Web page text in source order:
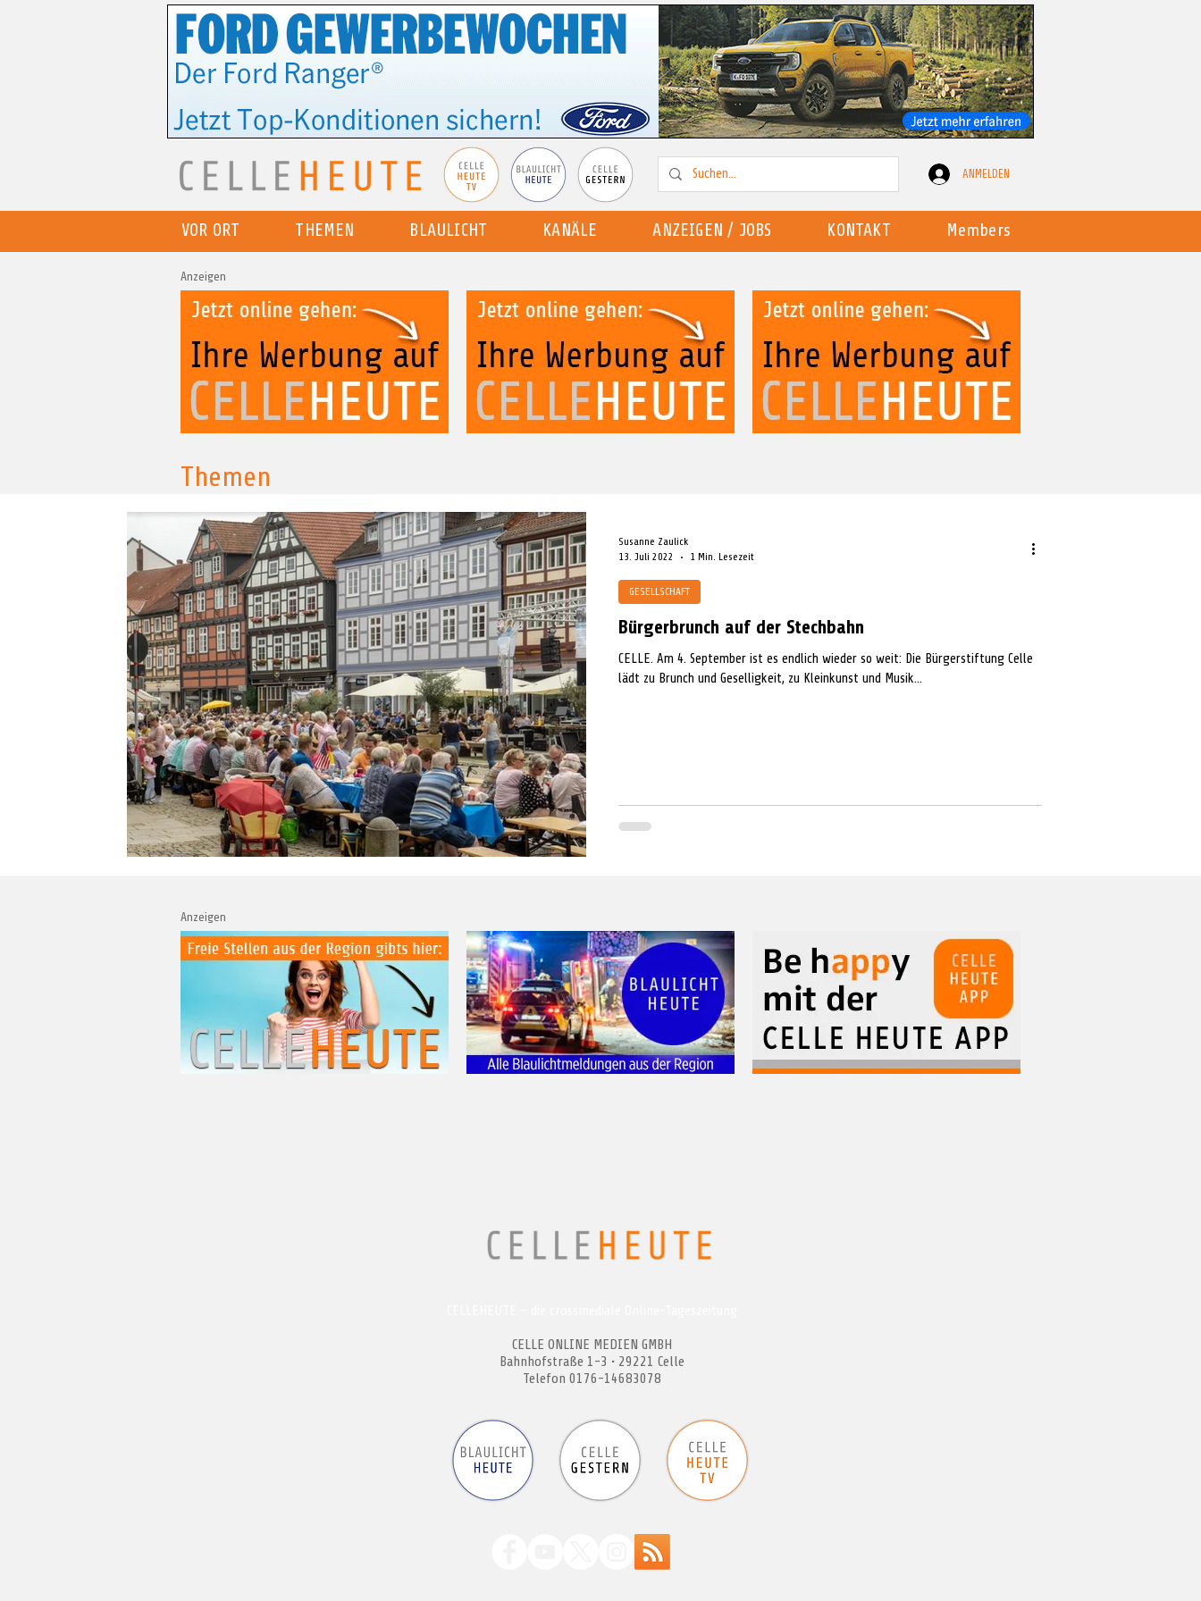
ANMELDEN
VOR ORT THEMEN BLAULICHT KANÄLE ANZEIGEN / JOBS KONTAKT Members
Anzeigen
Themen
Bürgerbrunch auf der Stechbahn
CELLE. Am 4. September ist es endlich wieder so weit: Die Bürgerstiftung Celle
lädt zu Brunch und Geselligkeit, zu Kleinkunst und Musik...
GESELLSCHAFT
Susanne Zaulick
13. Juli 2022
1 Min. Lesezeit
Anzeigen
CELLE ONLINE MEDIEN GMBH
Bahnhofstraße 1-3 • 29221 Celle
Telefon 0176-14683078